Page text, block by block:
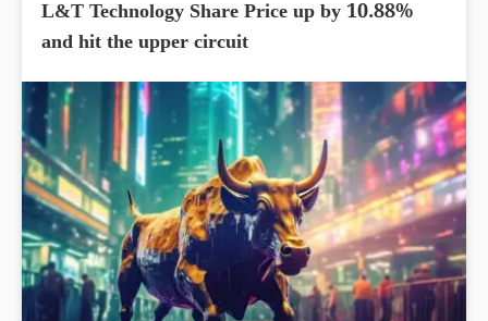
L&T Technology Share Price up by 10.88%
and hit the upper circuit